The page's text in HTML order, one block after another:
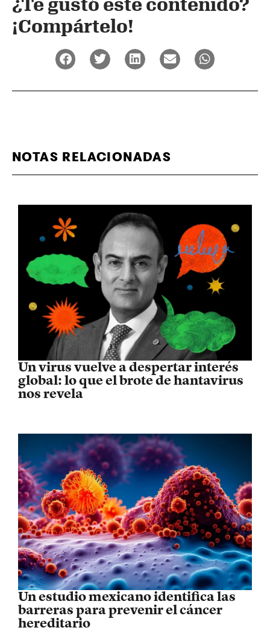
¡Compártelo!
NOTAS RELACIONADAS
Un virus vuelve a despertar interés
global: lo que el brote de hantavirus
nos revela
Un estudio mexicano identifica las
barreras para prevenir el cáncer
hereditario